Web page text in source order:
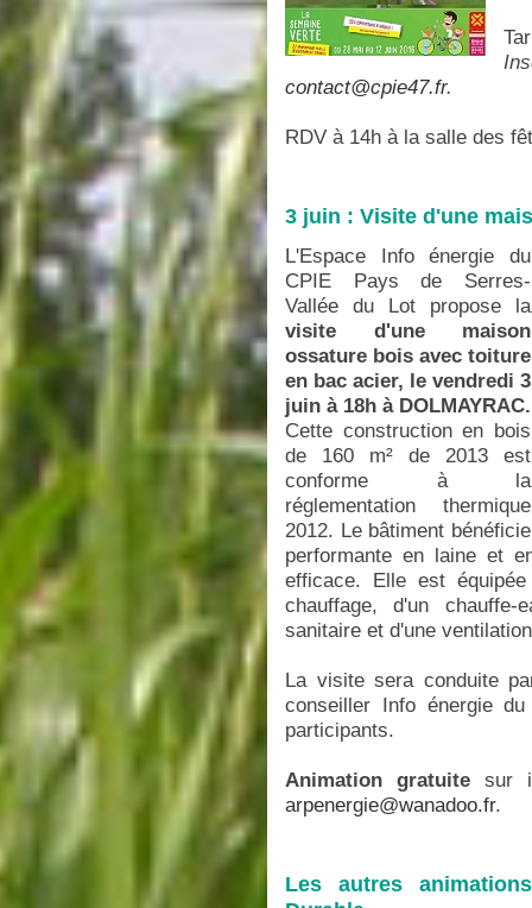
contact@cpie47.fr.
RDV à 14h à la salle des
3 juin : Visite d'une
L'Espace Info énergie du
CPIE Pays de Serres-
Vallée du Lot propose la
visite d'une maison
ossature bois avec toiture
en bac acier, le vendredi 3
juin à 18h à DOLMAYRAC.
Cette construction en bois
de 160 m² de 2013 est
conforme à la
réglementation thermique
2012. Le bâtiment
performante en laine et
efficace. Elle est
chauffage, d'un chauffe-
sanitaire et d'une
La visite sera conduite
conseiller Info énergie
participants.
Animation gratuite sur
arpenergie@wanadoo.fr.
Les autres